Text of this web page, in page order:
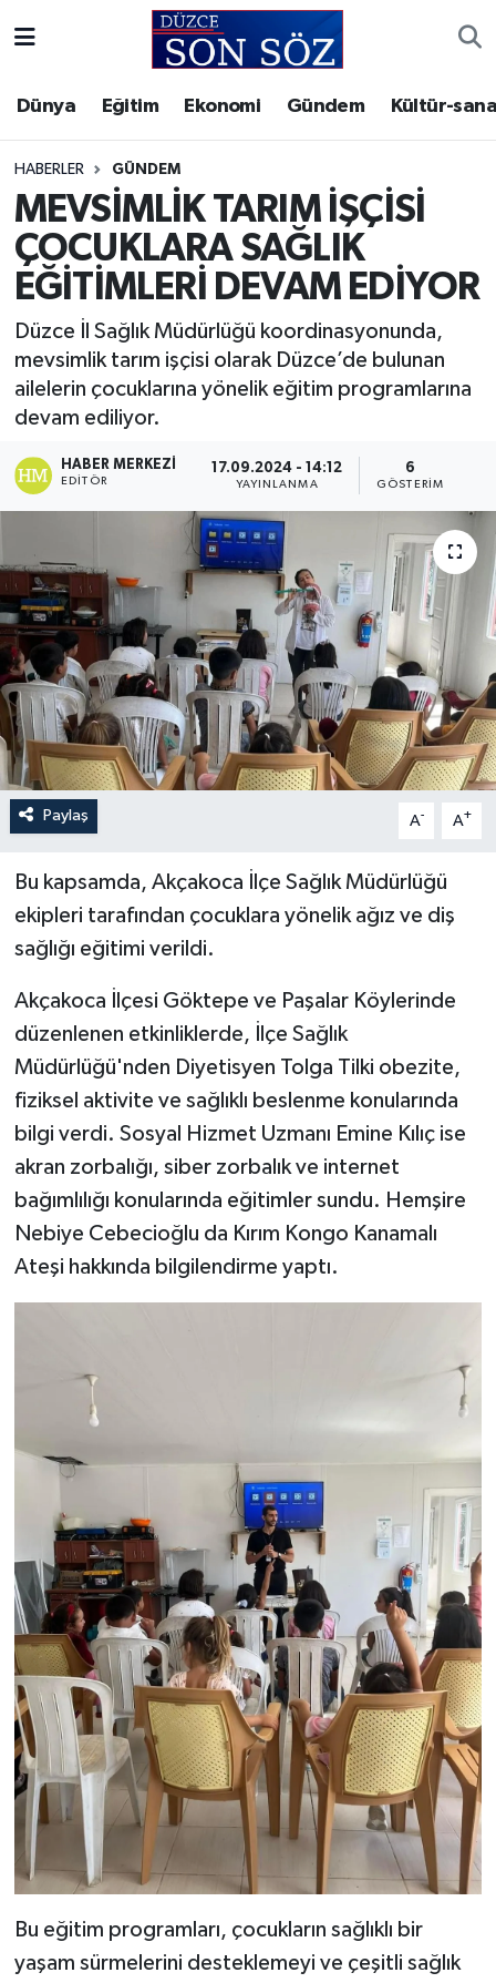
Dünya Eğitim Ekonomi Gündem Kültür-
HABERLER GÜNDEM
MEVSİMLİK TARIM İŞÇİSİ
ÇOCUKLARA SAĞLIK
EĞİTİMLERİ DEVAM EDİYOR
Düzce İl Sağlık Müdürlüğü koordinasyonunda,
mevsimlik tarım işçisi olarak Düzce’de bulunan
ailelerin çocuklarına yönelik eğitim programlarına
devam ediliyor.
HABER MERKEZI
EDITÖR
17.09.2024 - 14:12
YAYINLANMA
6
GÖSTERIM
Paylaş A- A+
Bu kapsamda, Akçakoca İlçe Sağlık Müdürlüğü
ekipleri tarafından çocuklara yönelik ağız ve diş
sağlığı eğitimi verildi.
Akçakoca İlçesi Göktepe ve Paşalar Köylerinde
düzenlenen etkinliklerde, İlçe Sağlık
Müdürlüğü'nden Diyetisyen Tolga Tilki obezite,
fiziksel aktivite ve sağlıklı beslenme konularında
bilgi verdi. Sosyal Hizmet Uzmanı Emine Kılıç ise
akran zorbalığı, siber zorbalık ve internet
bağımlılığı konularında eğitimler sundu. Hemşire
Nebiye Cebecioğlu da Kırım Kongo Kanamalı
Ateşi hakkında bilgilendirme yaptı.
Bu eğitim programları, çocukların sağlıklı bir
yaşam sürmelerini desteklemeyi ve çeşitli sağlık
Gizlilik Sözleşmesi
İletişim
Künye
Akçakoca Hava Durumu
Akçakoca Trafik Yoğunluk Haritası
Süper Lig Puan Durumu ve Fikstür
Son Dakika Haberleri
Haber Arşivi